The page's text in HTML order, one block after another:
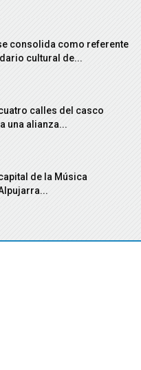
consolida como referente
cultural de...
calles del casco
una alianza...
de la Música